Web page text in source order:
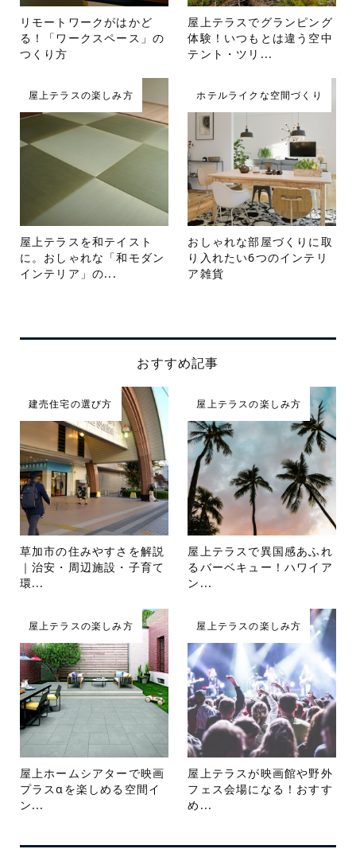
リモートワークがはかど
る！「ワークスペース」の
つくり方
屋上テラスでグランピング
体験！いつもとは違う空中
テント・ツリ...
屋上テラスの楽しみ方
屋上テラスを和テイスト
に。おしゃれな「和モダン
インテリア」の...
ホテルライクな空間づくり
おしゃれな部屋づくりに取
り入れたい6つのインテリ
ア雑貨
おすすめ記事
建売住宅の選び方
草加市の住みやすさを解説
｜治安・周辺施設・子育て
環...
屋上テラスの楽しみ方
屋上テラスで異国感あふれ
るバーベキュー！ハワイア
ン...
屋上テラスの楽しみ方
屋上ホームシアターで映画
プラスαを楽しめる空間イ
ン...
屋上テラスの楽しみ方
屋上テラスが映画館や野外
フェス会場になる！おすす
め...